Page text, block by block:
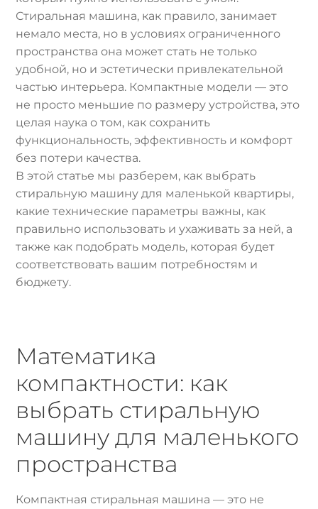
Стиральная машина, как правило, занимает
немало места, но в условиях ограниченного
пространства она может стать не только
удобной, но и эстетически привлекательной
частью интерьера. Компактные модели — это
не просто меньшие по размеру устройства, это
целая наука о том, как сохранить
функциональность, эффективность и комфорт
без потери качества.
В этой статье мы разберем, как выбрать
стиральную машину для маленькой квартиры,
какие технические параметры важны, как
правильно использовать и ухаживать за ней, а
также как подобрать модель, которая будет
соответствовать вашим потребностям и
бюджету.
Математика
компактности: как
выбрать стиральную
машину для маленького
пространства
Компактная стиральная машина — это не